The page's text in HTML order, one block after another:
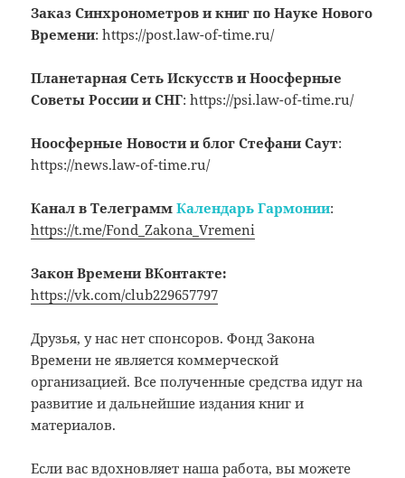
Заказ Синхронометров и книг по Науке Нового
Времени: https://post.law-of-time.ru/
Планетарная Сеть Искусств и Ноосферные
Советы России и СНГ: https://psi.law-of-time.ru/
Ноосферные Новости и блог Стефани Саут:
https://news.law-of-time.ru/
Канал в Телеграмм Календарь Гармонии:
https://t.me/Fond_Zakona_Vremeni
Закон Времени ВКонтакте:
https://vk.com/club229657797
Друзья, у нас нет спонсоров. Фонд Закона
Времени не является коммерческой
организацией. Все полученные средства идут на
развитие и дальнейшие издания книг и
материалов.
Если вас вдохновляет наша работа, вы можете